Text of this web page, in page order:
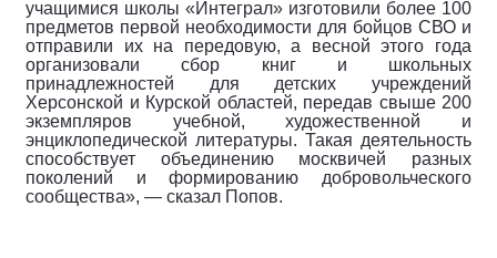
учащимися школы «Интеграл» изготовили более 100
предметов первой необходимости для бойцов СВО и
отправили их на передовую, а весной этого года
организовали сбор книг и школьных
принадлежностей для детских учреждений
Херсонской и Курской областей, передав свыше 200
экземпляров учебной, художественной и
энциклопедической литературы. Такая деятельность
способствует объединению москвичей разных
поколений и формированию добровольческого
сообщества», — сказал Попов.